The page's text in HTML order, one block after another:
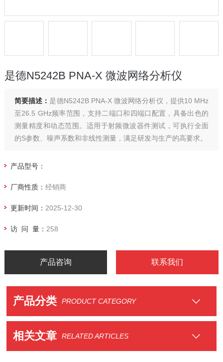
是德N5242B PNA-X 微波网络分析仪
简要描述： 是德N5242B PNA-X 微波网络分析仪，提供10 MHz
至26.5 GHz频率范围，支持二端口和四端口配置，具备出色的
测量精度和动态范围。适用于射频微波器件测试，可执行全面
的S参数、噪声系数和非线性测量，满足研发与生产的高要求。
产品型号：
厂商性质： 经销商
更新时间： 2025-12-30
访 问 量： 258
产品咨询 联系我们
产品分类 PRODUCT CATEGORY
相关文章 RELATED ARTICLES